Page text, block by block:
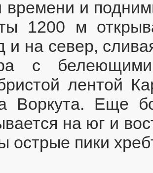
времени и
1200 м
и на север,
с
лентой
Воркута. Еще
на юг и
острые пики